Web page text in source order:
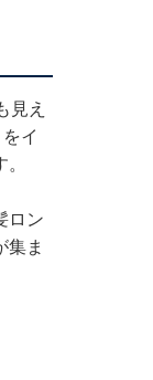
見え
イ
ロン
集ま